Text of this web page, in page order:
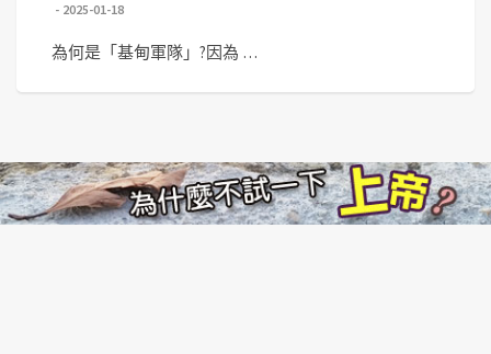
2025-01-18
為何是「基甸軍隊」?因為 …